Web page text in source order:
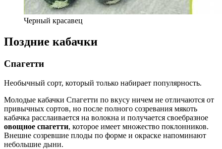
Черный красавец
Поздние кабачки
Спагетти
Необычный сорт, который только набирает популярность.
Молодые кабачки Спагетти по вкусу ничем не отличаются от
привычных сортов, но после полного созревания мякоть
кабачка расслаивается на волокна и получается своебразное
овощное спагетти, которое имеет множество поклонников.
Внешне созревшие плоды по форме и окраске напоминают
небольшие дыни.